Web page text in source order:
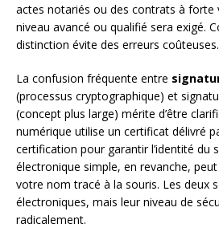
actes notariés ou des contrats à forte
niveau avancé ou qualifié sera exigé.
distinction évite des erreurs coûteuses.
La confusion fréquente entre
(processus cryptographique) et
(concept plus large) mérite d’être
numérique utilise un certificat délivré
certification pour garantir l’identité du
électronique simple, en revanche,
votre nom tracé à la souris. Les deux
électroniques, mais leur niveau de
radicalement.